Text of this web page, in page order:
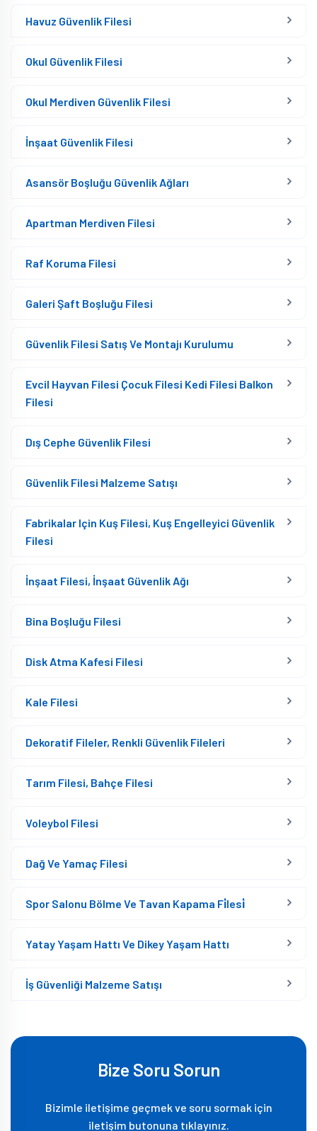
Havuz Güvenlik Filesi
Okul Güvenlik Filesi
Okul Merdiven Güvenlik Filesi
İnşaat Güvenlik Filesi
Asansör Boşluğu Güvenlik Ağları
Apartman Merdiven Filesi
Raf Koruma Filesi
Galeri Şaft Boşluğu Filesi
Güvenlik Filesi Satış Ve Montajı Kurulumu
Evcil Hayvan Filesi Çocuk Filesi Kedi Filesi Balkon
Filesi
Dış Cephe Güvenlik Filesi
Güvenlik Filesi Malzeme Satışı
Fabrikalar Için Kuş Filesi, Kuş Engelleyici Güvenlik
Filesi
İnşaat Filesi, İnşaat Güvenlik Ağı
Bina Boşluğu Filesi
Disk Atma Kafesi Filesi
Kale Filesi
Dekoratif Fileler, Renkli Güvenlik Fileleri
Tarım Filesi, Bahçe Filesi
Voleybol Filesi
Dağ Ve Yamaç Filesi
Spor Salonu Bölme Ve Tavan Kapama Fi̇lesi̇
Yatay Yaşam Hattı Ve Dikey Yaşam Hattı
İş Güvenliği Malzeme Satışı
Bize Soru Sorun
Bizimle iletişime geçmek ve soru sormak için
iletişim butonuna tıklayınız.